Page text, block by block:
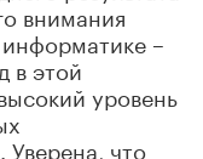
внимания
–
в этой
уровень
Уверена, что